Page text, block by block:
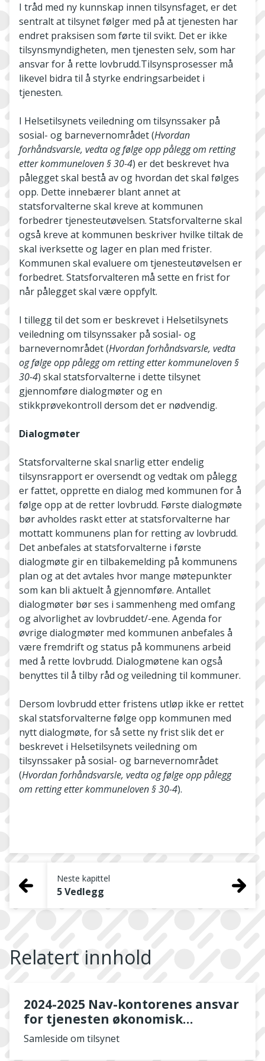
I tråd med ny kunnskap innen tilsynsfaget, er det
sentralt at tilsynet følger med på at tjenesten har
endret praksisen som førte til svikt. Det er ikke
tilsynsmyndigheten, men tjenesten selv, som har
ansvar for å rette lovbrudd.Tilsynsprosesser må
likevel bidra til å styrke endringsarbeidet i
tjenesten.
I Helsetilsynets veiledning om tilsynssaker på
sosial- og barnevernområdet (Hvordan
forhåndsvarsle, vedta og følge opp pålegg om retting
etter kommuneloven § 30-4) er det beskrevet hva
pålegget skal bestå av og hvordan det skal følges
opp. Dette innebærer blant annet at
statsforvalterne skal kreve at kommunen
forbedrer tjenesteutøvelsen. Statsforvalterne skal
også kreve at kommunen beskriver hvilke tiltak de
skal iverksette og lager en plan med frister.
Kommunen skal evaluere om tjenesteutøvelsen er
forbedret. Statsforvalteren må sette en frist for
når pålegget skal være oppfylt.
I tillegg til det som er beskrevet i Helsetilsynets
veiledning om tilsynssaker på sosial- og
barnevernområdet (Hvordan forhåndsvarsle, vedta
og følge opp pålegg om retting etter kommuneloven §
30-4) skal statsforvalterne i dette tilsynet
gjennomføre dialogmøter og en
stikkprøvekontroll dersom det er nødvendig.
Dialogmøter
Statsforvalterne skal snarlig etter endelig
tilsynsrapport er oversendt og vedtak om pålegg
er fattet, opprette en dialog med kommunen for å
følge opp at de retter lovbrudd. Første dialogmøte
bør avholdes raskt etter at statsforvalterne har
mottatt kommunens plan for retting av lovbrudd.
Det anbefales at statsforvalterne i første
dialogmøte gir en tilbakemelding på kommunens
plan og at det avtales hvor mange møtepunkter
som kan bli aktuelt å gjennomføre. Antallet
dialogmøter bør ses i sammenheng med omfang
og alvorlighet av lovbruddet/-ene. Agenda for
øvrige dialogmøter med kommunen anbefales å
være fremdrift og status på kommunens arbeid
med å rette lovbrudd. Dialogmøtene kan også
benyttes til å tilby råd og veiledning til kommuner.
Dersom lovbrudd etter fristens utløp ikke er rettet
skal statsforvalterne følge opp kommunen med
nytt dialogmøte, for så sette ny frist slik det er
beskrevet i Helsetilsynets veiledning om
tilsynssaker på sosial- og barnevernområdet
(Hvordan forhåndsvarsle, vedta og følge opp pålegg
om retting etter kommuneloven § 30-4).
Neste kapittel
5 Vedlegg
Relatert innhold
2024-2025 Nav-kontorenes ansvar
for tjenesten økonomisk
rådgivning til personer i en
vanskelig økonomisk situasjon
Samleside om tilsynet